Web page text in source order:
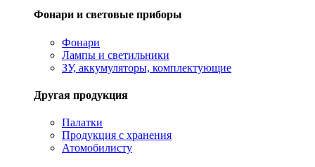
Фонари и световые приборы
Фонари
Лампы и светильники
ЗУ, аккумуляторы, комплектующие
Другая продукция
Палатки
Продукция с хранения
Атомобилисту